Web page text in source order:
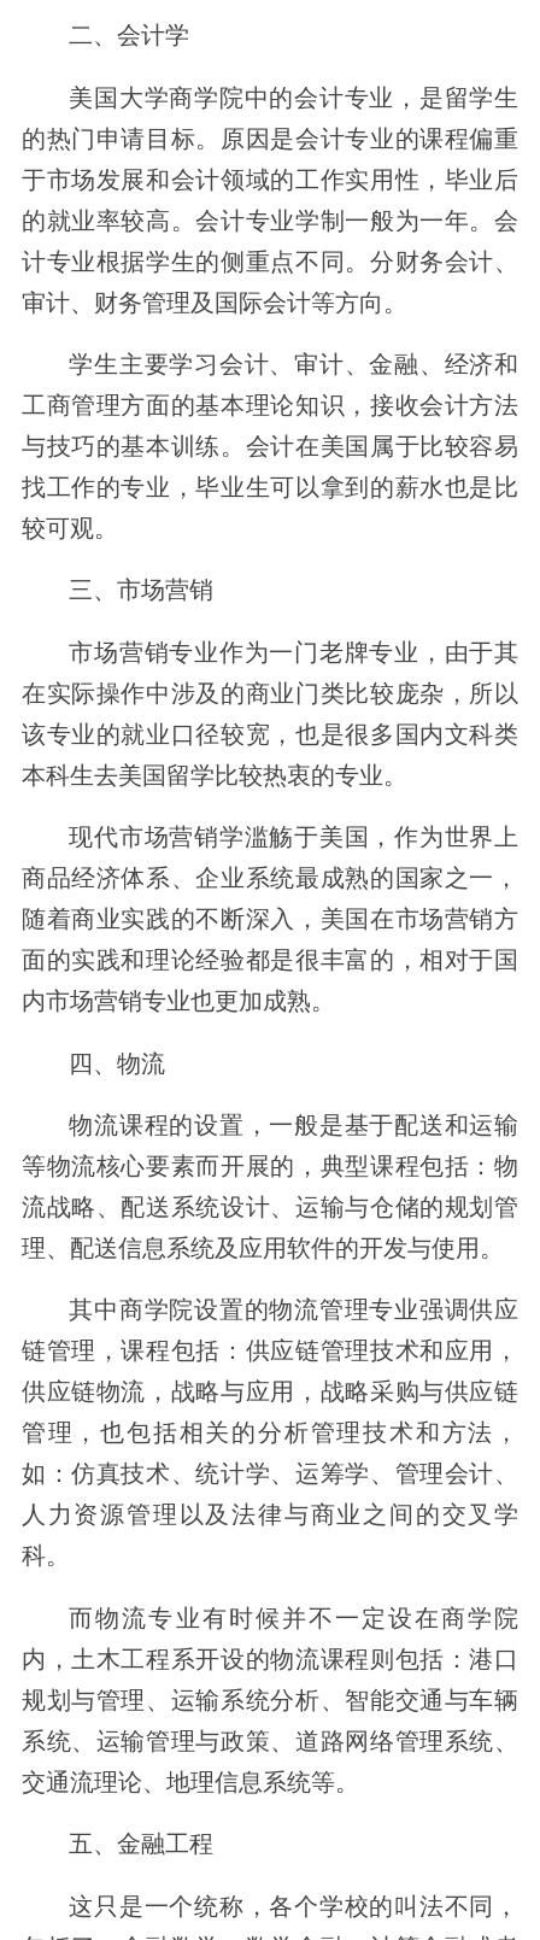
二、会计学
美国大学商学院中的会计专业，是留学生
的热门申请目标。原因是会计专业的课程偏重
于市场发展和会计领域的工作实用性，毕业后
的就业率较高。会计专业学制一般为一年。会
计专业根据学生的侧重点不同。分财务会计、
审计、财务管理及国际会计等方向。
学生主要学习会计、审计、金融、经济和
工商管理方面的基本理论知识，接收会计方法
与技巧的基本训练。会计在美国属于比较容易
找工作的专业，毕业生可以拿到的薪水也是比
较可观。
三、市场营销
市场营销专业作为一门老牌专业，由于其
在实际操作中涉及的商业门类比较庞杂，所以
该专业的就业口径较宽，也是很多国内文科类
本科生去美国留学比较热衷的专业。
现代市场营销学滥觞于美国，作为世界上
商品经济体系、企业系统最成熟的国家之一，
随着商业实践的不断深入，美国在市场营销方
面的实践和理论经验都是很丰富的，相对于国
内市场营销专业也更加成熟。
四、物流
物流课程的设置，一般是基于配送和运输
等物流核心要素而开展的，典型课程包括：物
流战略、配送系统设计、运输与仓储的规划管
理、配送信息系统及应用软件的开发与使用。
其中商学院设置的物流管理专业强调供应
链管理，课程包括：供应链管理技术和应用，
供应链物流，战略与应用，战略采购与供应链
管理，也包括相关的分析管理技术和方法，
如：仿真技术、统计学、运筹学、管理会计、
人力资源管理以及法律与商业之间的交叉学
科。
而物流专业有时候并不一定设在商学院
内，土木工程系开设的物流课程则包括：港口
规划与管理、运输系统分析、智能交通与车辆
系统、运输管理与政策、道路网络管理系统、
交通流理论、地理信息系统等。
五、金融工程
这只是一个统称，各个学校的叫法不同，